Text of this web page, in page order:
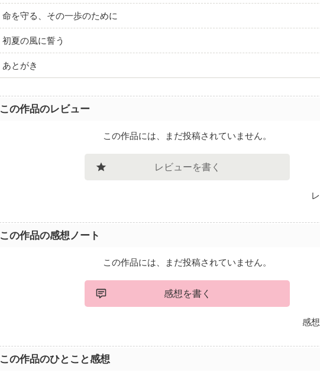
命を守る、その一歩のために
初夏の風に誓う
あとがき
この作品のレビュー
この作品には、まだ投稿されていません。
レビューを書く
この作品の感想ノート
この作品には、まだ投稿されていません。
感想を書く
感
この作品のひとこと感想